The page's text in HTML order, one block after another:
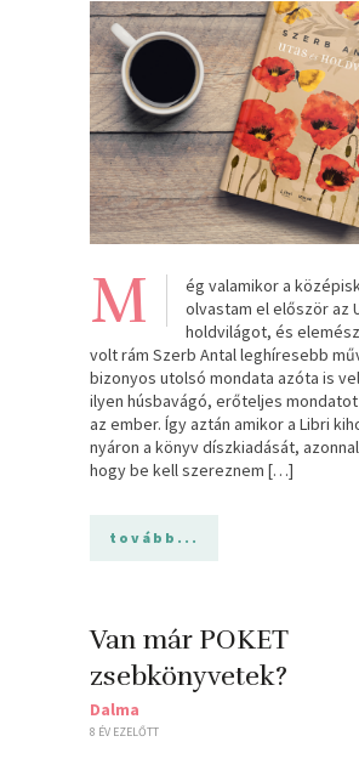
M
ég valamikor a
olvastam el először az
holdvilágot, és
volt rám Szerb Antal leghíresebb
bizonyos utolsó mondata azóta is
ilyen húsbavágó, erőteljes
az ember. Így aztán amikor a Libri
nyáron a könyv díszkiadását,
hogy be kell szereznem […]
tovább...
Van már POKET
zsebkönyvetek?
Dalma
8 ÉV EZELŐTT